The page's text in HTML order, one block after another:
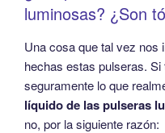
luminosas? ¿Son
Una cosa que tal vez nos
hechas estas pulseras.
seguramente lo que
líquido de las pulseras
no, por la siguiente razón: